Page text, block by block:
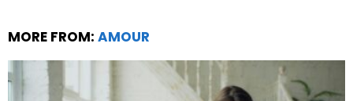
MORE FROM: AMOUR